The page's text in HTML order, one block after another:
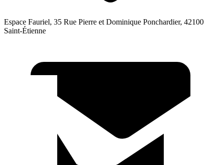
Espace Fauriel, 35 Rue Pierre et Dominique Ponchardier, 42100
Saint-Étienne